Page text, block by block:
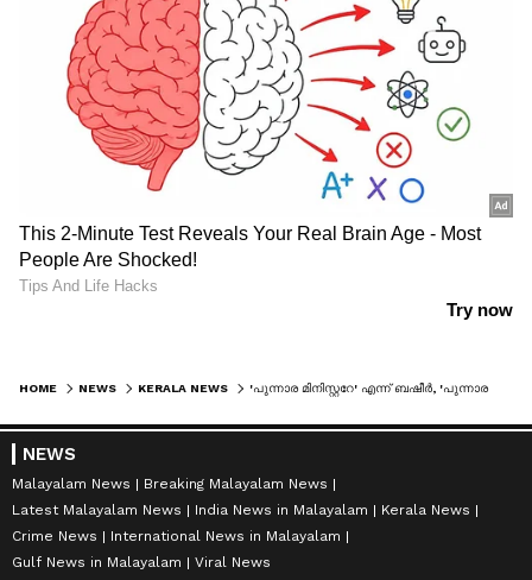
HOME NEWS KERALA NEWS 'പുന്നാര മിനിസ്റ്ററേ' എന്ന് ബഷീര്‍, 'പുന്നാര അംഗമേ' എന്ന് റിയാസ്; സഭയില്‍ ചിരിപ്പൂരം
NEWS
Malayalam News
Breaking Malayalam News
Latest Malayalam News
India News in Malayalam
Kerala News
Crime News
International News in Malayalam
Gulf News in Malayalam
Viral News